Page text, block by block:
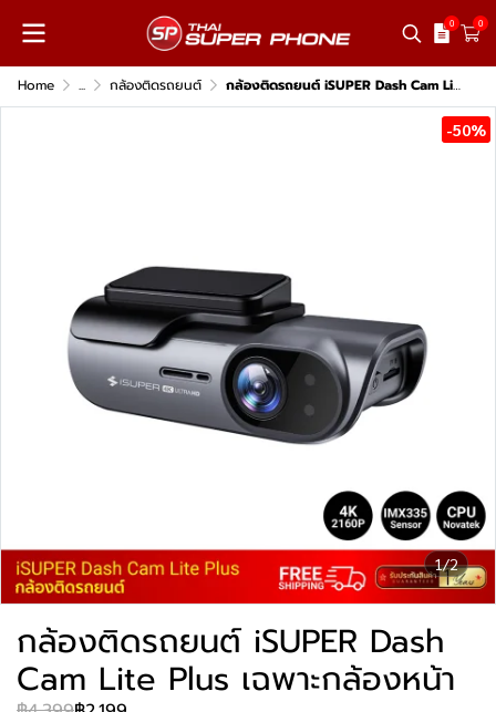
0 0
Home ... กล้องติดรถยนต์ กล้องติดรถยนต์ iSUPER Dash Cam Lite Plus เฉพาะกล้องหน้า
1/2
-50%
กล้องติดรถยนต์ iSUPER Dash
Cam Lite Plus เฉพาะกล้องหน้า